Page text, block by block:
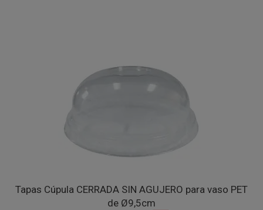
Tapas Cúpula CERRADA SIN AGUJERO para vaso PET
de Ø9,5cm